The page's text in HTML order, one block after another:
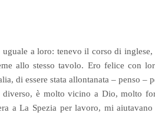
a loro: tenevo il corso di inglese,
allo stesso tavolo. Ero felice con
di essere stata allontanata – penso –
è molto vicino a Dio, molto
a La Spezia per lavoro, mi